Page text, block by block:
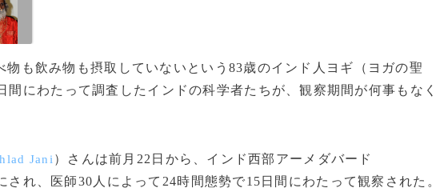
物も飲み物も摂取していないという83歳のインド人ヨギ（ヨガの聖
間にわたって調査したインドの科学者たちが、観察期間が何事もなく
Jani ）さんは前月22日から、インド西部アーメダバード
され、医師30人によって24時間態勢で15日間にわたって観察された。